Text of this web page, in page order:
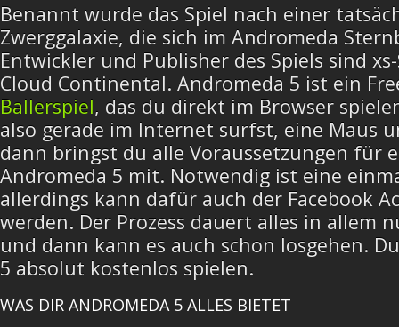
Benannt wurde das Spiel nach einer
Zwerggalaxie, die sich im Andromeda
Entwickler und Publisher des Spiels sind
Cloud Continental. Andromeda 5 ist ein
Ballerspiel, das du direkt im Browser
also gerade im Internet surfst, eine Maus
dann bringst du alle Voraussetzungen für
Andromeda 5 mit. Notwendig ist eine
allerdings kann dafür auch der Facebook
werden. Der Prozess dauert alles in allem
und dann kann es auch schon losgehen.
5 absolut kostenlos spielen.
WAS DIR ANDROMEDA 5 ALLES BIETET